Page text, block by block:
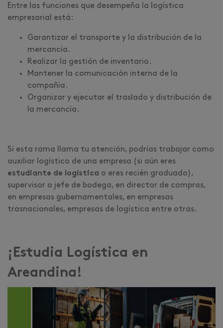
Entre las funciones que desempeña la logística
empresarial está:
Garantizar el transporte y la distribución de la
mercancía.
Realizar la gestión de inventario.
Mantener la comunicación interna de la
compañía.
Organizar y ejecutar el traslado y distribución de
la mercancía.
Si esta rama llama tu atención, podrías trabajar como
auxiliar logístico de una empresa (si aún eres
estudiante de logística o eres recién graduado),
supervisor o jefe de bodega, en director de compras,
en empresas gubernamentales, en empresas
trasnacionales, empresas de logística entre otras.
¡Estudia Logística en
Areandina!